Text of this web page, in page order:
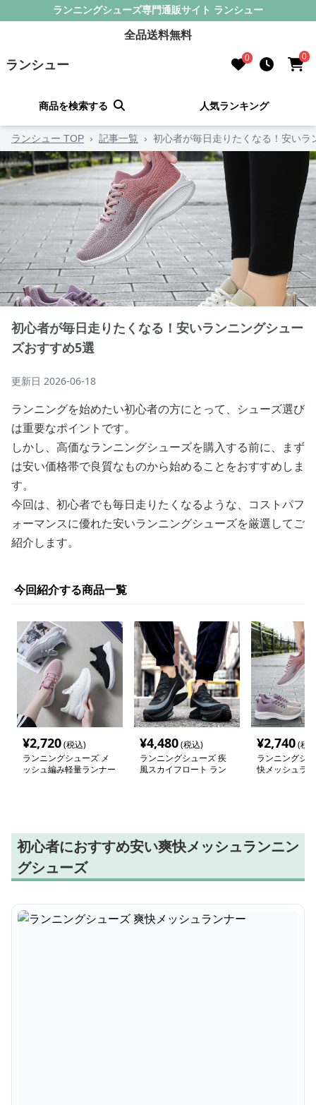
ランニングシューズ専門通販サイト ランシュー
全品送料無料
ランシュー 0 0
商品を検索する 人気ランキング
ランシュー TOP › 記事一覧 › 初心者が毎日走りたくなる！安い
初心者が毎日走りたくなる！安いランニングシュー
ズおすすめ5選
更新日 2026-06-18
ランニングを始めたい初心者の方にとって、シューズ選び
は重要なポイントです。
しかし、高価なランニングシューズを購入する前に、まず
は安い価格帯で良質なものから始めることをおすすめしま
す。
今回は、初心者でも毎日走りたくなるような、コストパフ
ォーマンスに優れた安いランニングシューズを厳選してご
紹介します。
今回紹介する商品一覧
¥2,720(税込)
ランニングシューズ メ
ッシュ編み軽量ランナー
¥4,480(税込)
ランニングシューズ 疾
風スカイフロート ラン
¥2,740(税
ランニングシ
快メッシュラ
初心者におすすめ安い爽快メッシュランニン
グシューズ